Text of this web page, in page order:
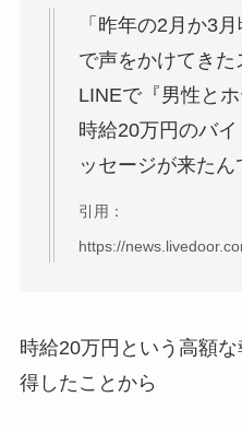
「昨年の2月か3
で声をかけてきた
LINEで『男性と
時給20万円のバ
ッセージが来たん
引用：
https://
時給20万円という高額
得したことから